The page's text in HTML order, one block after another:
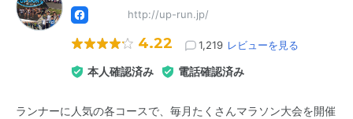
http://up-run.jp/
4.22 1,219 レビューを見る
本人確認済み 電話確認済み
ランナーに人気の各コースで、毎月たくさんマラソン大会を開催